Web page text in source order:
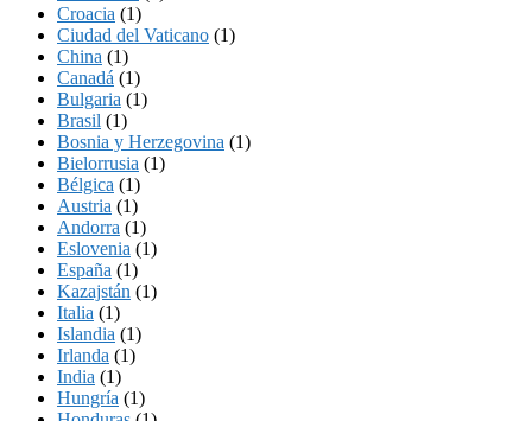
Croacia (1)
Ciudad del Vaticano (1)
China (1)
Canadá (1)
Bulgaria (1)
Brasil (1)
Bosnia y Herzegovina (1)
Bielorrusia (1)
Bélgica (1)
Austria (1)
Andorra (1)
Eslovenia (1)
España (1)
Kazajstán (1)
Italia (1)
Islandia (1)
Irlanda (1)
India (1)
Hungría (1)